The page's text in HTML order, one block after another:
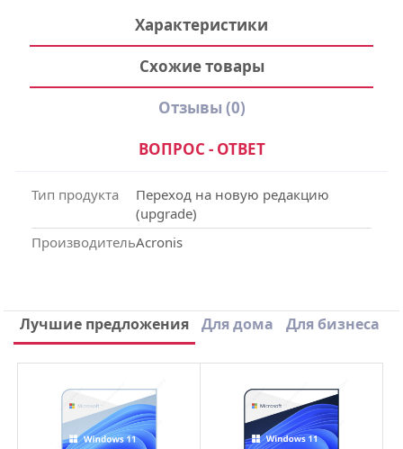
Характеристики
Схожие товары
Отзывы (0)
ВОПРОС - ОТВЕТ
Тип продукта
Переход на новую редакцию
(upgrade)
ПроизводительAcronis
Написать отзыв
×
Лучшие предложения Для дома Для бизнеса